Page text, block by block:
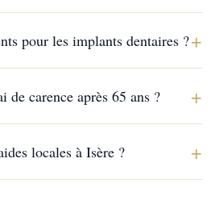
pour les implants dentaires ?+
carence après 65 ans ? +
locales à Isère ? +